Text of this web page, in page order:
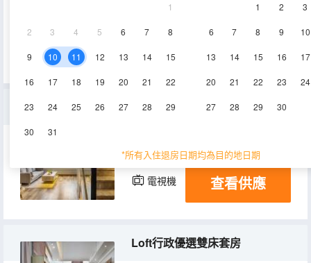
1
2 3 4 5 6 7 8
9 10 11 12 13 14 15
16 17 18 19 20 21 22
23 24 25 26 27 28 29
30 31
1
2 3
6 7 8 9 10
13 14 15 16 17
20 21 22 23 24
27 28 29 30
*所有入住退房日期均為目的地日期
空調
Loft行政優選大床套房
45-55㎡ 8-19層
電視機 查看供應
Loft行政優選雙床套房